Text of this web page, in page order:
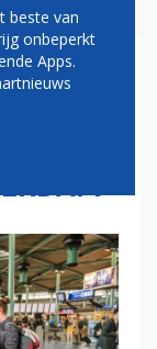
MEER
beste van
onbeperkt
Apps.